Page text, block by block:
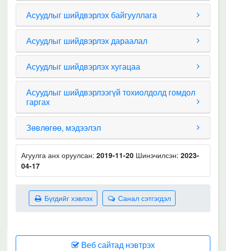
Асуудлыг шийдвэрлэх байгууллага
Асуудлыг шийдвэрлэх дараалал
Асуудлыг шийдвэрлэх хугацаа
Асуудлыг шийдвэрлээгүй тохиолдолд гомдол
гаргах
Зөвлөгөө, мэдээлэл
Агуулга анх оруулсан: 2019-11-20 Шинэчилсэн: 2023-
04-17
Санал сэтгэгдэл
Бүгдийг хэвлэх
Веб сайтад нэвтрэх